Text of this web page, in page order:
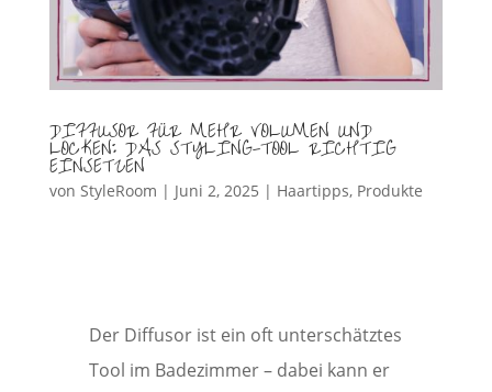
DIFFUSOR FÜR MEHR VOLUMEN UND
LOCKEN: DAS STYLING-TOOL RICHTIG
EINSETZEN
von StyleRoom | Juni 2, 2025 | Haartipps, Produkte
Der Diffusor ist ein oft unterschätztes
Tool im Badezimmer – dabei kann er